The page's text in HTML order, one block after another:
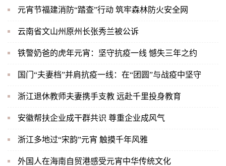
元宵节福建消防“踏查”行动 筑牢森林防火安全网
云南省文山州原州长张秀兰被公诉
铁警奶爸的虎年元宵：坚守抗疫一线 憾失三年之约
国门“夫妻档”并肩抗疫一线：在“团圆”与战疫中坚守
浙江退休教师夫妻携手支教 远赴千里投身教育
安徽帮扶企业成干群共识 尊重企业成风气
浙江多地过“宋韵”元宵 触摸千年风雅
外国人在海南自贸港感受元宵中华传统文化